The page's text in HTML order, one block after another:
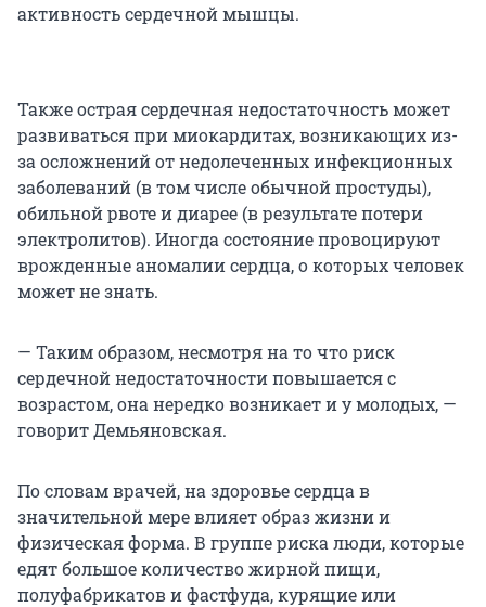
активность сердечной мышцы.
Также острая сердечная недостаточность может
развиваться при миокардитах, возникающих из-
за осложнений от недолеченных инфекционных
заболеваний (в том числе обычной простуды),
обильной рвоте и диарее (в результате потери
электролитов). Иногда состояние провоцируют
врожденные аномалии сердца, о которых человек
может не знать.
— Таким образом, несмотря на то что риск
сердечной недостаточности повышается с
возрастом, она нередко возникает и у молодых, —
говорит Демьяновская.
По словам врачей, на здоровье сердца в
значительной мере влияет образ жизни и
физическая форма. В группе риска люди, которые
едят большое количество жирной пищи,
полуфабрикатов и фастфуда, курящие или